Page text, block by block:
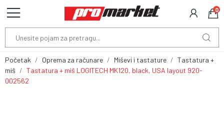
0
Početak Oprema za računare Miševi i tastature
Tastatura +
miš
Tastatura + miš LOGITECH MK120, black, USA layout 920-
002562